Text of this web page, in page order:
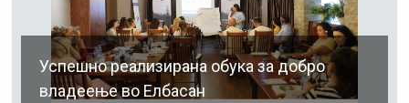
Успешно реализирана обука за добро
владеење во Елбасан